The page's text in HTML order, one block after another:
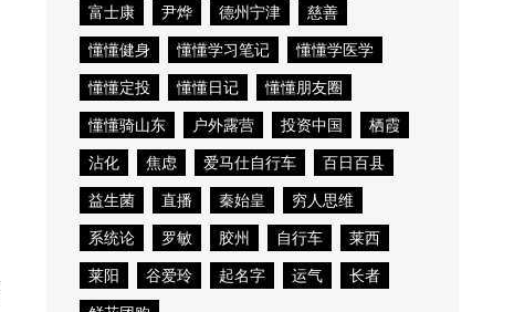
富士康
尹烨 德州宁津
慈善
懂懂健身
懂懂学习笔记
懂懂学医学
懂懂定投
懂懂日记
懂懂朋友圈
懂懂骑山东
户外露营 投资中国
栖霞
沾化
焦虑 爱马仕自行车
百日百县
益生菌
直播 秦始皇
穷人思维
系统论
罗敏 胶州 自行车
莱西
莱阳
谷爱玲 起名字 运气
长者